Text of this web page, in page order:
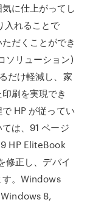
に仕上がってし
入れることで
だくことができ
ソリューション)
だけ軽減し、家
刷を実現でき
HP が従ってい
は、91 ページ
HP EliteBook
修正し、デバイ
す。Windows
8,